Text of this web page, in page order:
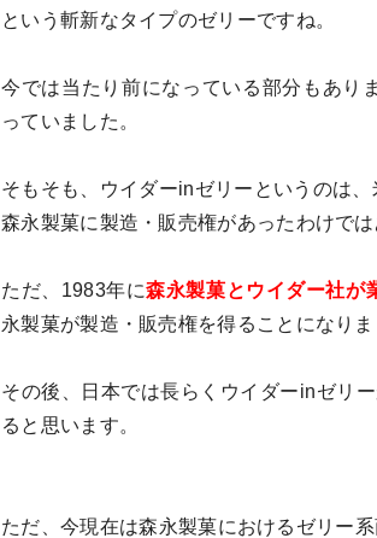
という斬新なタイプのゼリーですね。
今では当たり前になっている部分もあり
っていました。
そもそも、ウイダーinゼリーというのは
森永製菓に製造・販売権があったわけでは
ただ、1983年に森永製菓とウイダー社が
永製菓が製造・販売権を得ることになりま
その後、日本では長らくウイダーinゼリ
ると思います。
ただ、今現在は森永製菓におけるゼリー系